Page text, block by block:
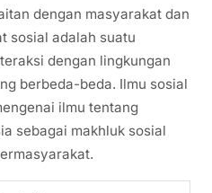
dengan masyarakat dan
sosial adalah suatu
dengan lingkungan
berbeda-beda. Ilmu sosial
ilmu tentang
sebagai makhluk sosial